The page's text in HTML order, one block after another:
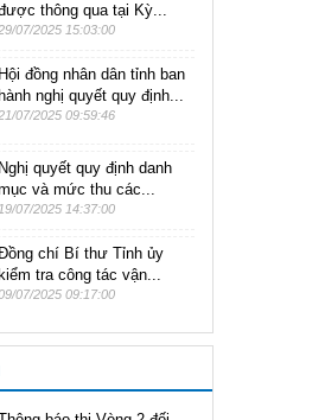
thông qua tại Kỳ...
07/2025 15:03:00
Hội đồng nhân dân tỉnh ban
hành nghị quyết quy định...
07/2025 09:59:46
Nghị quyết quy định danh
và mức thu các...
19/07/2025 14:37:00
chí Bí thư Tỉnh ủy
kiểm tra công tác vận...
07/2025 09:17:00